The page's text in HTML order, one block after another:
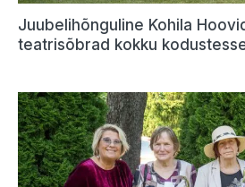
Juubelihõnguline Kohila
teatrisõbrad kokku